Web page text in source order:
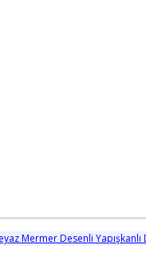
Mermer Desenli Yapışkanlı